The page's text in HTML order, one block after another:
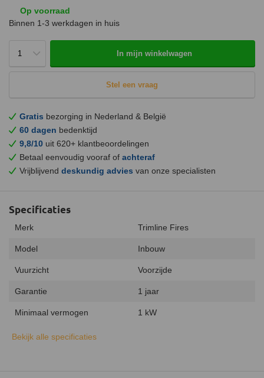
Op voorraad
Binnen 1-3 werkdagen in huis
In mijn winkelwagen
Stel een vraag
Gratis bezorging in Nederland & België
60 dagen bedenktijd
9,8/10 uit 620+ klantbeoordelingen
Betaal eenvoudig vooraf of achteraf
Vrijblijvend deskundig advies van onze specialisten
Specificaties
Merk Trimline Fires
Model Inbouw
Vuurzicht Voorzijde
Garantie 1 jaar
Minimaal vermogen 1 kW
Maximaal vermogen
Bekijk alle specificaties